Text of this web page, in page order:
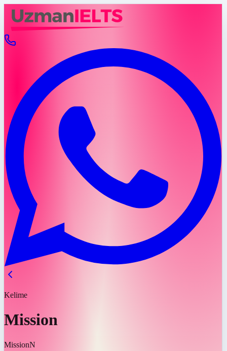
Kelime
Mission
MissionN